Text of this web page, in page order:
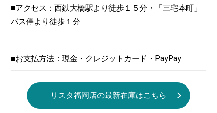
■アクセス：西鉄大橋駅より徒歩１５分・「三宅本町」
バス停より徒歩１分
■お支払方法：現金・クレジットカード・PayPay
リスタ福岡店の最新在庫はこちら